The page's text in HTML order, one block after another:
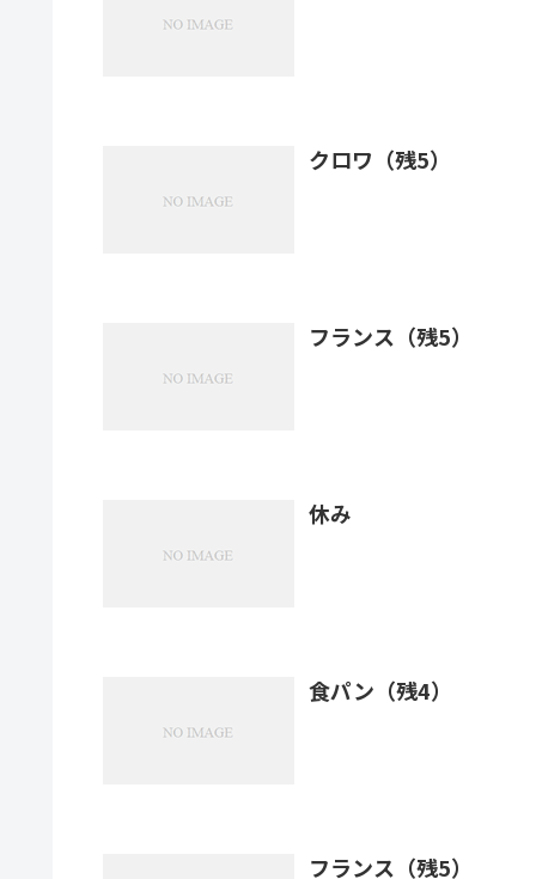
クロワ（残5）
フランス（残5）
休み
食パン（残4）
フランス（残5）